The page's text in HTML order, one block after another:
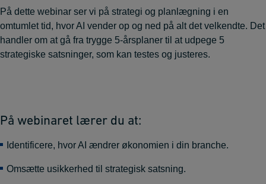
På dette webinar ser vi på strategi og planlægning i en
omtumlet tid, hvor AI vender op og ned på alt det velkendte. Det
handler om at gå fra trygge 5-årsplaner til at udpege 5
strategiske satsninger, som kan testes og justeres.
På webinaret lærer du at:
Identificere, hvor AI ændrer økonomien i din branche.
Omsætte usikkerhed til strategisk satsning.